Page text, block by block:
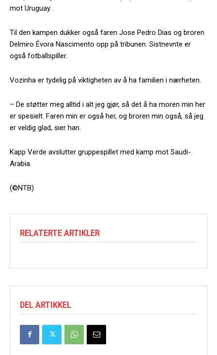
mot Uruguay.
Til den kampen dukker også faren Jose Pedro Dias og broren
Delmiro Évora Nascimento opp på tribunen. Sistnevnte er
også fotballspiller.
Vozinha er tydelig på viktigheten av å ha familien i nærheten.
– De støtter meg alltid i alt jeg gjør, så det å ha moren min her
er spesielt. Faren min er også her, og broren min også, så jeg
er veldig glad, sier han.
Kapp Verde avslutter gruppespillet med kamp mot Saudi-
Arabia.
(©NTB)
RELATERTE ARTIKLER
DEL ARTIKKEL